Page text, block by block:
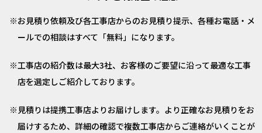
お見積り依頼及び各工事店からのお見積り提示、各種お電話・メ
ールでの相談はすべて「無料」になります。
工事店の紹介数は最大3社、お客様のご要望に沿って最適な工事
店を選定しご紹介しております。
見積りは提携工事店よりお届けします。より正確なお見積りをお
届けするため、詳細の確認で複数工事店からご連絡がいくことが